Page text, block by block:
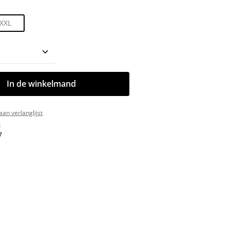
XXL
Voer de gewenste
In de winkelmand
verlanglijst